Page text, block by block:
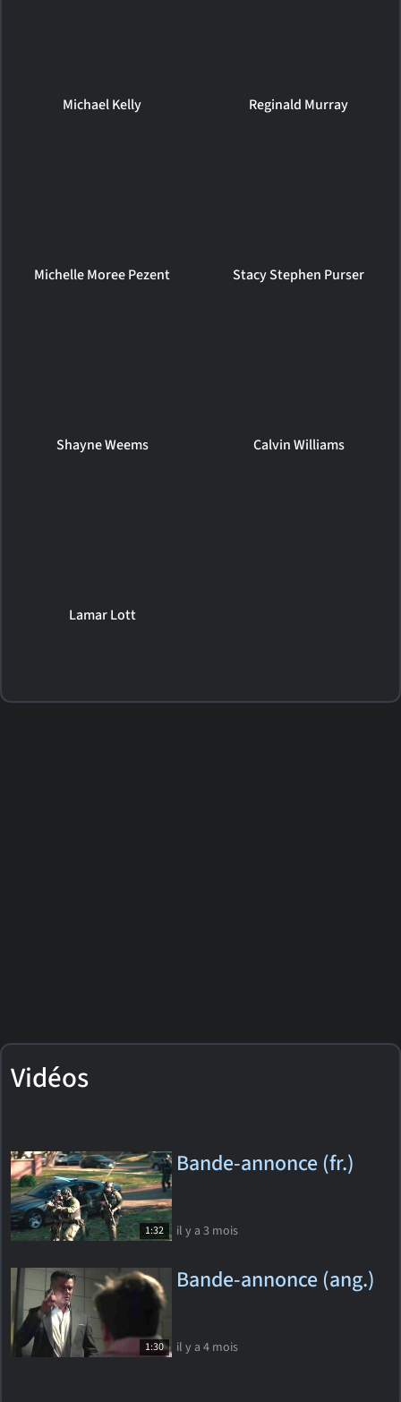
Michael Kelly Reginald Murray
Michelle Moree Pezent Stacy Stephen Purser
Shayne Weems Calvin Williams
Lamar Lott
Vidéos
1:32
Bande-annonce (fr.)
il y a 3 mois
1:30
Bande-annonce (ang.)
il y a 4 mois